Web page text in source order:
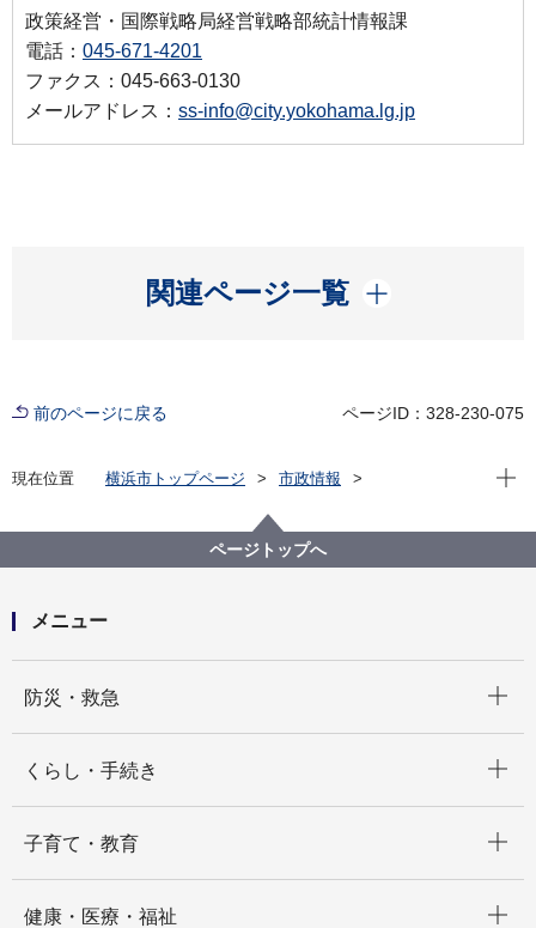
政策経営・国際戦略局経営戦略部統計情報課
電話： 045-671-4201
ファクス：045-663-0130
メールアドレス： ss-info@city.yokohama.lg.jp
関連ページ一覧
開く
前のページに戻る ページID：328-230-075
現在位置 横浜市トップページ
市政情報
統計データをさがす（分野から）
９－４ タクシーの営業状況
現在
ページトップへ
メニュー
防災・救急
くらし・手続き
子育て・教育
健康・医療・福祉